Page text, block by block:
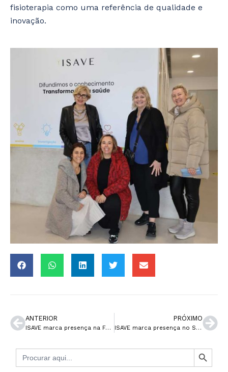
fisioterapia como uma referência de qualidade e
inovação.
ANTERIOR
ISAVE marca presença na Feira Vocacional e Profissional 2025 em Aveiro
PRÓXIMO
ISAVE marca presença no Seminário “Os Desafios da Proteção Civil no Patamar Atual” Debate Desafios e Soluções
Search
for:
SEARCH BUTTON